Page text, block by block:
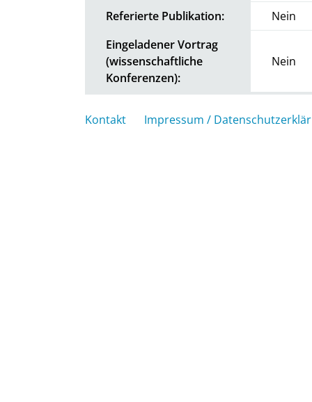
Referierte Publikation:
Nein
Eingeladener Vortrag
(wissenschaftliche
Konferenzen):
Nein
Kontakt Impressum /